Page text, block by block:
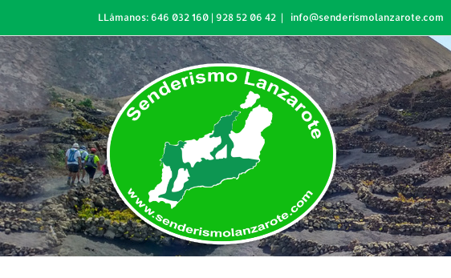
content
LLámanos: 646 032 160 | 928 52 06 42 | info@senderismolanzarote.com